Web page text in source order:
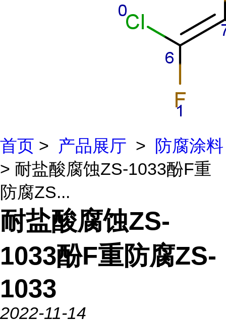
首页 > 产品展厅 >
防腐涂料
> 耐盐酸腐蚀ZS-1033酚F重
防腐ZS...
耐盐酸腐蚀ZS-
1033酚F重防腐ZS-
1033
2022-11-14